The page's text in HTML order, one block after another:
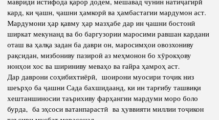
кард, ки ҷашн, ҷашни ҳамкорӣ ва ҳамбастагии мардумон аст.
Мардумони ҳар қавму ҳар мазҳабе дар ин ҷашни бостонӣ
ширкат мекунанд ва бо баргузории маросими равшан кардани
оташ ва ҳалқа задан ба даври он, маросимҳои овозхониву
рақсидан, мизбониву пазироӣ аз меҳмонон бо хӯрокҳову
нонҳои хос ва шириниву меваҳо ва ғайра ҳамроҳ аст.
Дар даврони соҳибихтиёрӣ, шоирони муосири тоҷик низ
шеърҳо ба ҷашни Сада бахшидаанд, ки ин тарғибу ташвиқи
хештаншиносии таърихиву фарҳангии мардуми моро боло
бурда, ба эҳсоси ватанпарастӣ ва ҳуввияти миллии тоҷикон